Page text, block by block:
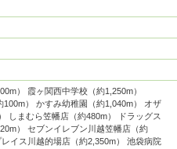
） 霞ヶ関西中学校（約1,250m）
100m） かすみ幼稚園（約1,040m） オザ
しまむら笠幡店（約480m） ドラッグス
） セブンイレブン川越笠幡店（約
イス川越的場店（約2,350m） 池袋病院